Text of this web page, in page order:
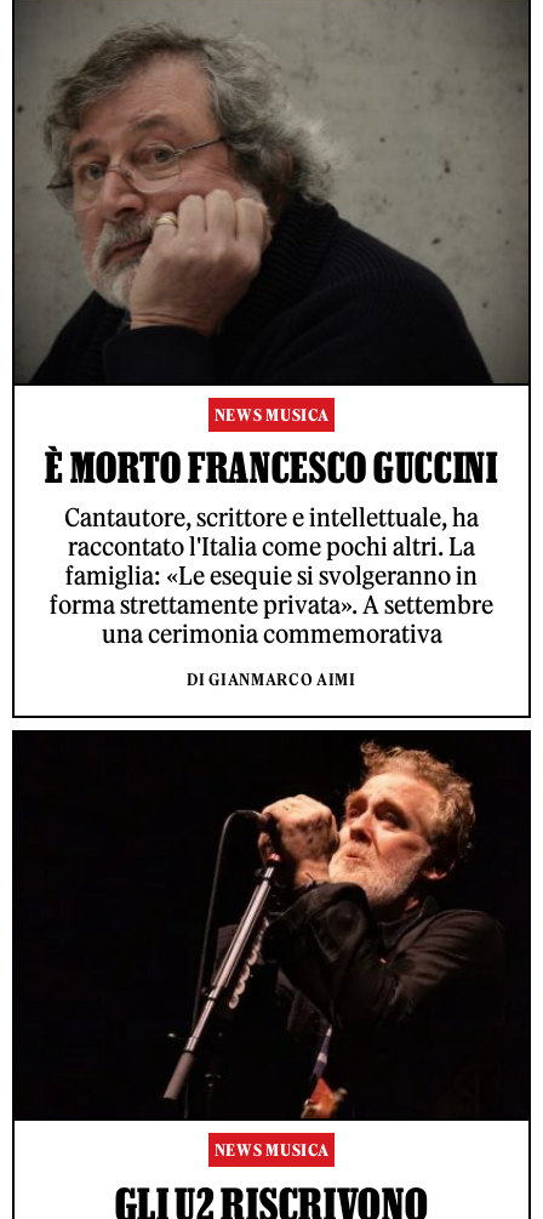
NEWS MUSICA
È MORTO FRANCESCO GUCCINI
Cantautore, scrittore e intellettuale, ha
raccontato l'Italia come pochi altri. La
famiglia: «Le esequie si svolgeranno in
forma strettamente privata». A settembre
una cerimonia commemorativa
DI GIANMARCO AIMI
NEWS MUSICA
GLI U2 RISCRIVONO